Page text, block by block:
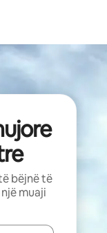
bëjnë të
muaji